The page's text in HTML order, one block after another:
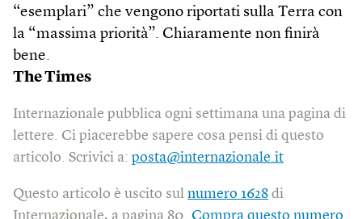
“esemplari” che vengono riportati sulla Terra con
la “massima priorità”. Chiaramente non finirà
bene.
The Times
Internazionale pubblica ogni settimana una pagina di
lettere. Ci piacerebbe sapere cosa pensi di questo
articolo. Scrivici a: posta@internazionale.it
Questo articolo è uscito sul numero 1628 di
Internazionale, a pagina 80. Compra questo numero